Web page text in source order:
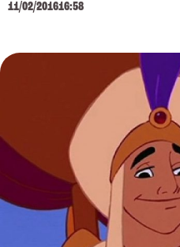
11/02/201616:58